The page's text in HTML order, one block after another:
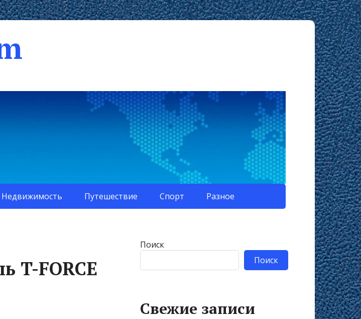
Недвижимость Путешествие Спорт Разное
T-FORCE
Поиск
Поиск
Свежие записи